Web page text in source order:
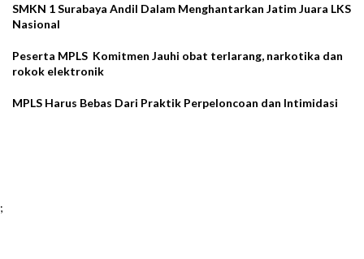
SMKN 1 Surabaya Andil Dalam Menghantarkan Jatim Juara LKS
Nasional
Peserta MPLS Komitmen Jauhi obat terlarang, narkotika dan
rokok elektronik
MPLS Harus Bebas Dari Praktik Perpeloncoan dan Intimidasi
;